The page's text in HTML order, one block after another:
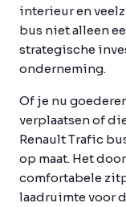
interieur en
bus niet alleen
strategische
onderneming.
Of je nu
verplaatsen of
Renault Trafic
op maat. Het
comfortabele
laadruimte voor